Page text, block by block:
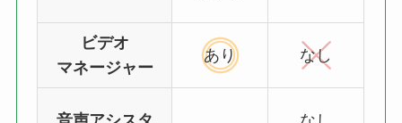
ビデオ
マネージャー
あり なし